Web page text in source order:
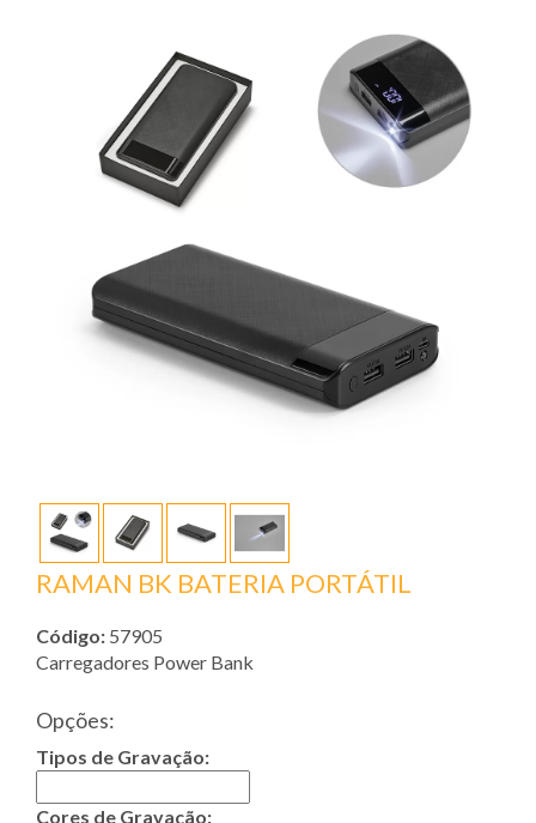
RAMAN BK BATERIA PORTÁTIL
Código: 57905
Carregadores Power Bank
Opções:
Tipos de Gravação:
Cores de Gravação: